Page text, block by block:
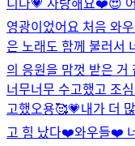
니다💗 사랑해요❤️😍
영광이었어요 처음 와
은 노래도 함께 불러서
의 응원을 맘껏 받은
너무너무 수고했고 조
고했오용🥰💗내가 더
고 힘 났다❤️와우들❤️